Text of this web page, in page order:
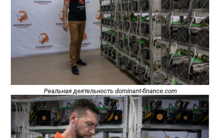
Реальная деятельность dominant-finance.com